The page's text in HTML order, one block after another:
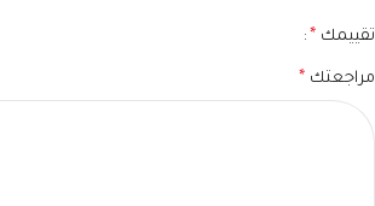
تقييمك *
مراجعتك *